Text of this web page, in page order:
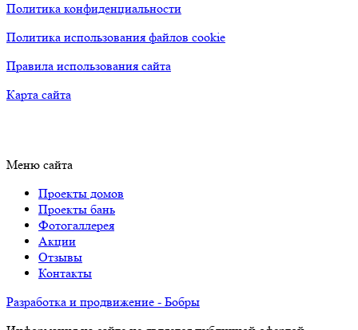
Политика конфиденциальности
Политика использования файлов cookie
Правила использования сайта
Карта сайта
Меню сайта
Проекты домов
Проекты бань
Фотогаллерея
Акции
Отзывы
Контакты
Разработка и продвижение - Бобры